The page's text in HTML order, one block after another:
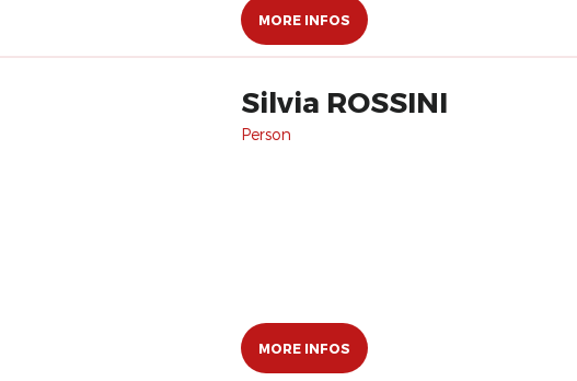
MORE INFOS
Silvia ROSSINI
Person
MORE INFOS